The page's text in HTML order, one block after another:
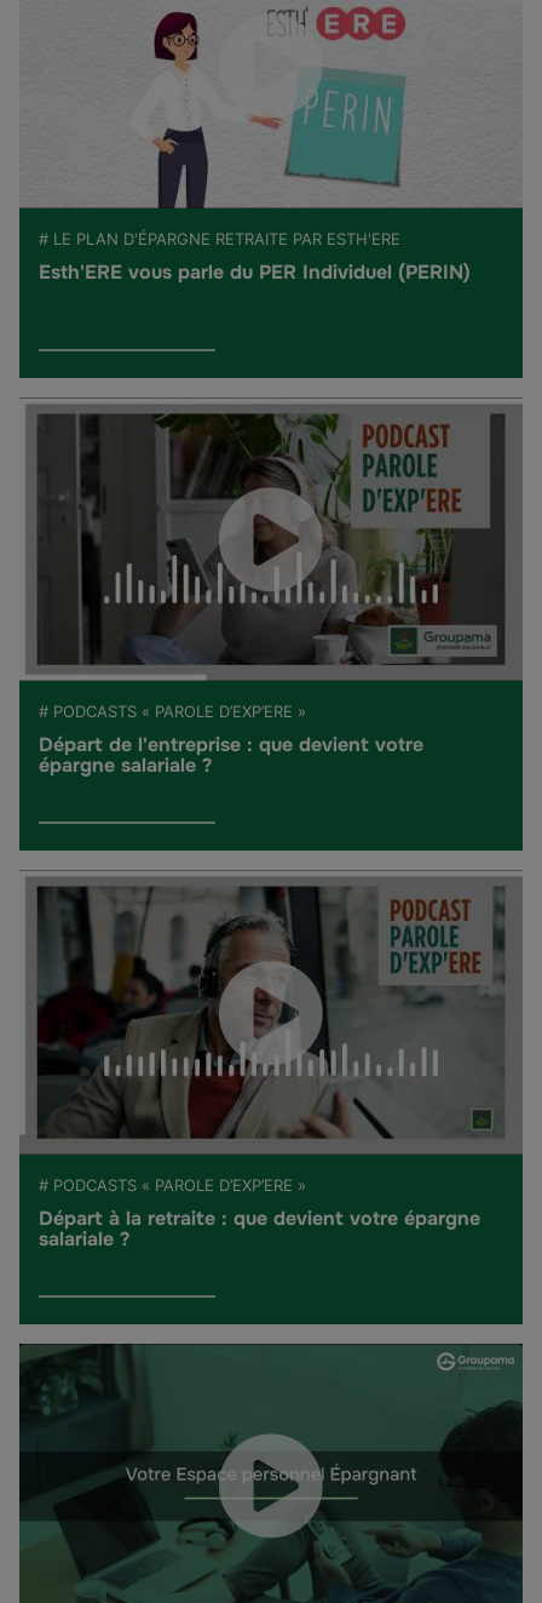
# LE PLAN D'ÉPARGNE RETRAITE PAR ESTH'ERE
Esth'ERE vous parle du PER Individuel (PERIN)
# PODCASTS « PAROLE D’EXP’ERE »
Départ de l'entreprise : que devient votre
épargne salariale ?
# PODCASTS « PAROLE D’EXP’ERE »
Départ à la retraite : que devient votre épargne
salariale ?